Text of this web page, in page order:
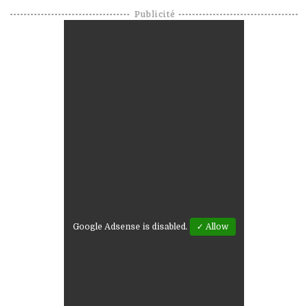
Publicité
Google Adsense is disabled. ✓ Allow